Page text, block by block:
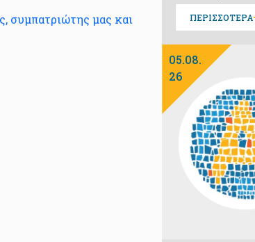
συμπατριώτης μας και
ΠΕΡΙΣΣΟΤΕΡΑ
05.08.
26